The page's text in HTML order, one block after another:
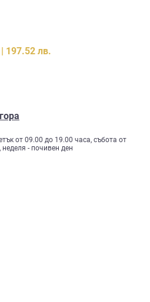
197.52 лв.
от 09.00 до 19.00 часа, събота от
- почивен ден